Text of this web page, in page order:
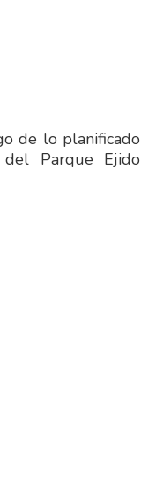
de lo planificado
Parque Ejido